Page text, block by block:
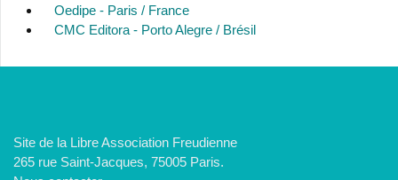
Oedipe - Paris / France
CMC Editora - Porto Alegre / Brésil
Site de la Libre Association Freudienne
265 rue Saint-Jacques, 75005 Paris.